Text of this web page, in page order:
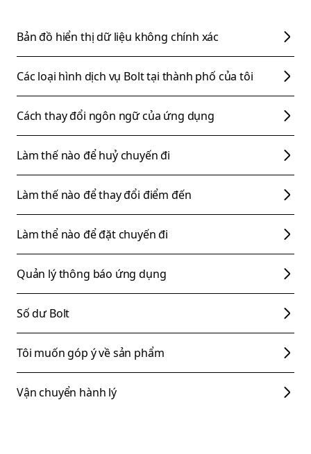
Bản đồ hiển thị dữ liệu không chính xác
Các loại hình dịch vụ Bolt tại thành phố của tôi
Cách thay đổi ngôn ngữ của ứng dụng
Làm thế nào để huỷ chuyến đi
Làm thế nào để thay đổi điểm đến
Làm thể nào để đặt chuyến đi
Quản lý thông báo ứng dụng
Số dư Bolt
Tôi muốn góp ý về sản phẩm
Vận chuyển hành lý